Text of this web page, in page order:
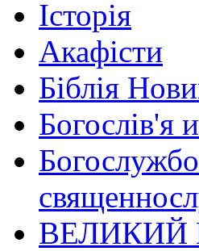
Історія
Акафісти
Біблія
Богослів'я
ВЕЛИКИЙ